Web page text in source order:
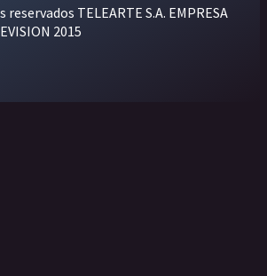
TELEARTE S.A. EMPRESA
2015